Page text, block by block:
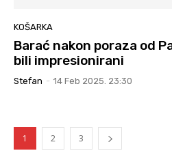
KOŠARKA
Barać nakon poraza od
bili impresionirani
Stefan - 14 Feb 2025. 23:30
1 2 3